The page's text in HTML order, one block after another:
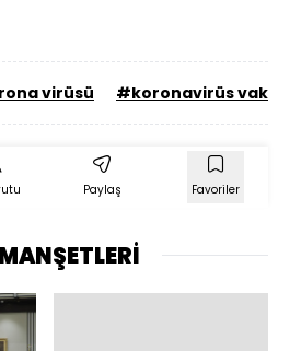
virüsü #koronavirüs vaka
Paylaş Favoriler